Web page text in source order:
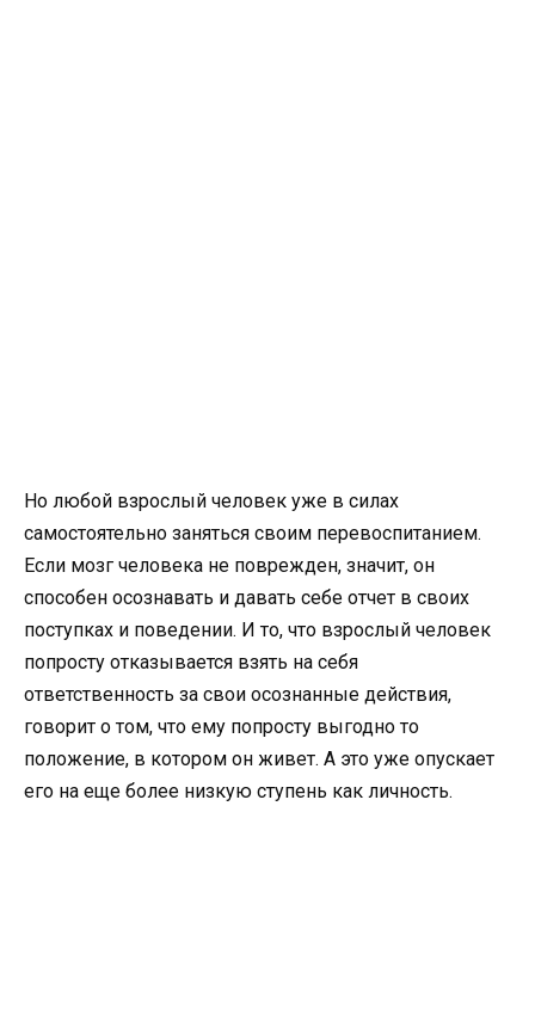
Но любой взрослый человек уже в силах
самостоятельно заняться своим перевоспитанием.
Если мозг человека не поврежден, значит, он
способен осознавать и давать себе отчет в своих
поступках и поведении. И то, что взрослый человек
попросту отказывается взять на себя
ответственность за свои осознанные действия,
говорит о том, что ему попросту выгодно то
положение, в котором он живет. А это уже опускает
его на еще более низкую ступень как личность.